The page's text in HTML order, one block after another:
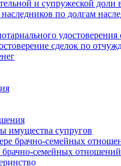
и супружеской доли
по долгам
удостоверения
сделок по
имущества супругов
брачно-семейных
брачно-семейных отношений